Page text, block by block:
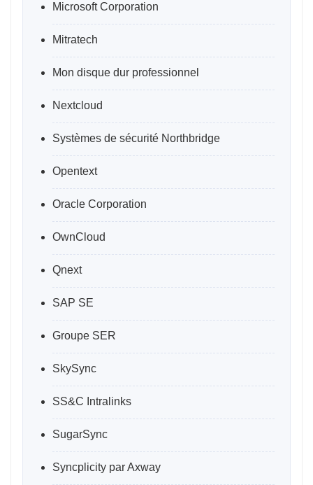
Microsoft Corporation
Mitratech
Mon disque dur professionnel
Nextcloud
Systèmes de sécurité Northbridge
Opentext
Oracle Corporation
OwnCloud
Qnext
SAP SE
Groupe SER
SkySync
SS&C Intralinks
SugarSync
Syncplicity par Axway